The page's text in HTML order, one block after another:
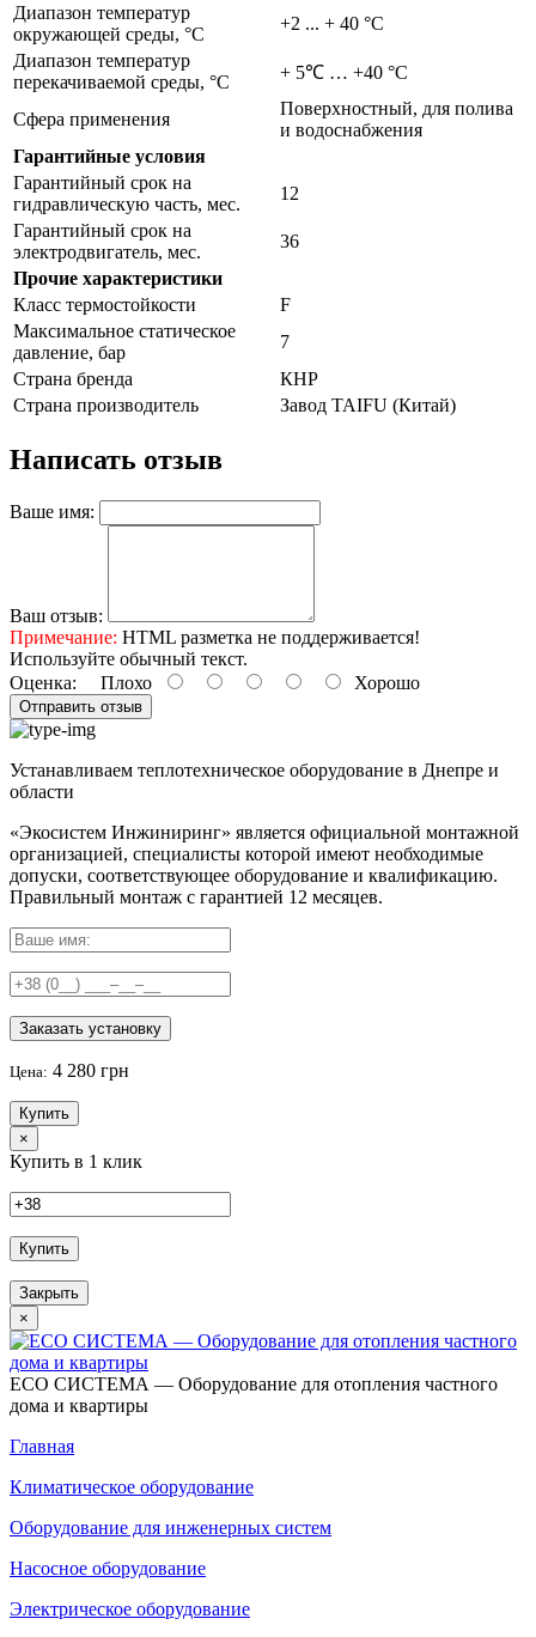
Диапазон температур
окружающей среды, °С
+2 ... + 40 °C
Диапазон температур
перекачиваемой среды, °С
+ 5℃ … +40 °С
Сфера применения
Поверхностный, для полива
и водоснабжения
Гарантийные условия
Гарантийный срок на
гидравлическую часть, мес.
12
Гарантийный срок на
электродвигатель, мес.
36
Прочие характеристики
Класс термостойкости
F
Максимальное статическое
давление, бар
7
Страна бренда
КНР
Страна производитель
Завод TAIFU (Китай)
Написать отзыв
Ваше имя:
Ваш отзыв:
Примечание: HTML разметка не поддерживается!
Используйте обычный текст.
Оценка: Плохо Хорошо
Отправить отзыв
Устанавливаем теплотехническое оборудование в Днепре и
области
«Экосистем Инжиниринг» является официальной монтажной
организацией, специалисты которой имеют необходимые
допуски, соответствующее оборудование и квалификацию.
Правильный монтаж с гарантией 12 месяцев.
Заказать установку
Цена: 4 280 грн
Купить
×
Купить в 1 клик
Купить
Закрыть
×
ECO СИСТЕМА — Оборудование для отопления частного
дома и квартиры
Главная
Климатическое оборудование
Оборудование для инженерных систем
Насосное оборудование
Электрическое оборудование